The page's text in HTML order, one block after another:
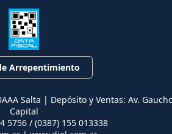
Arrepentimiento
Salta | Depósito y Ventas: Av.
Capital
5756 / (0387) 155 013338